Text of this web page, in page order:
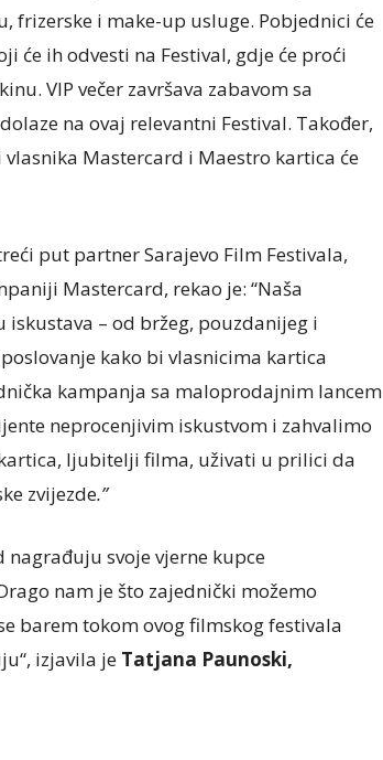
frizerske i make-up usluge. Pobjednici će
će ih odvesti na Festival, gdje će proći
VIP večer završava zabavom sa
na ovaj relevantni Festival. Također,
Mastercard i Maestro kartica će
put partner Sarajevo Film Festivala,
Mastercard, rekao je: “Naša
– od bržeg, pouzdanijeg i
kako bi vlasnicima kartica
kampanja sa maloprodajnim lancem
neprocenjivim iskustvom i zahvalimo
ljubitelji filma, uživati u prilici da
zvijezde.”
svoje vjerne kupce
nam je što zajednički možemo
barem tokom ovog filmskog festivala
izjavila je Tatjana Paunoski,